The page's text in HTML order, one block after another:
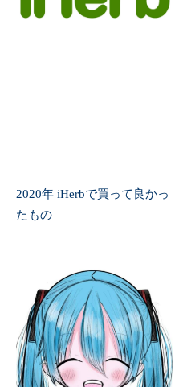
2020年 iHerbで買って良かっ
たもの